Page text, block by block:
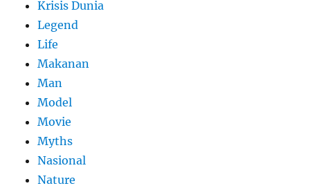
Krisis Dunia
Legend
Life
Makanan
Man
Model
Movie
Myths
Nasional
Nature